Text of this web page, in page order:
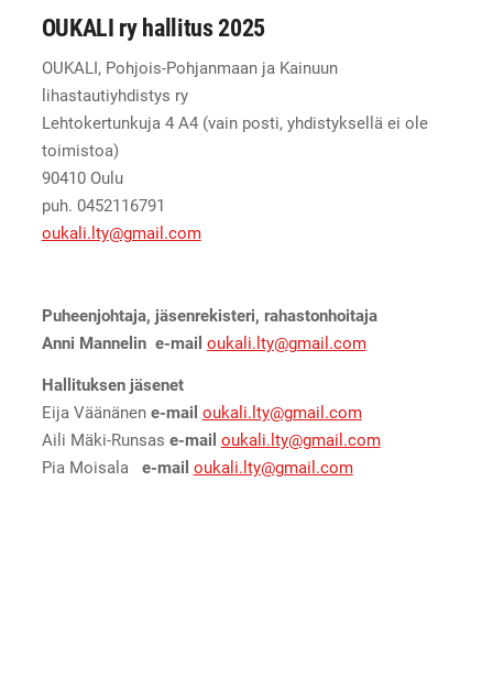
OUKALI ry hallitus 2025
OUKALI, Pohjois-Pohjanmaan ja Kainuun
lihastautiyhdistys ry
Lehtokertunkuja 4 A4 (vain posti, yhdistyksellä ei ole
toimistoa)
90410 Oulu
puh. 0452116791
oukali.lty@gmail.com
Puheenjohtaja, jäsenrekisteri, rahastonhoitaja
Anni Mannelin e-mail oukali.lty@gmail.com
Hallituksen jäsenet
Eija Väänänene-mail oukali.lty@gmail.com
Aili Mäki-Runsas e-mail oukali.lty@gmail.com
Pia Moisala e-mail oukali.lty@gmail.com